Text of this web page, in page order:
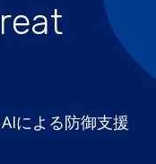
による防御支援